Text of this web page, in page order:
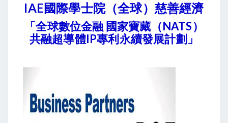
IAE國際學士院（全球）慈善經濟
「全球數位金融 國家寶藏（NATS）
共融超導體IP專利永續發展計劃」